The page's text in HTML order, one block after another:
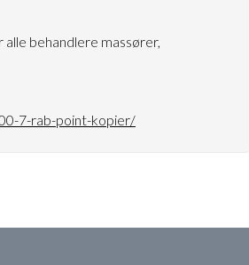
alle behandlere massører,
7-rab-point-kopier/